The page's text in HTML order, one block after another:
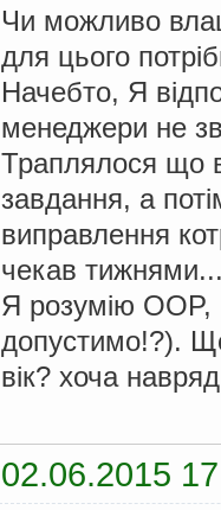
Чи можливо
для цього
Начебто, Я
менеджери не
Траплялося що
завдання, а
виправлення
чекав
Я розумію
допустимо!?).
вік? хоча
02.06.2015